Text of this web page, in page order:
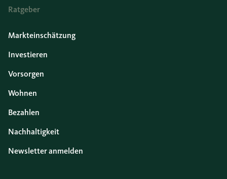
Ratgeber
Markteinschätzung
Investieren
Vorsorgen
Wohnen
Bezahlen
Nachhaltigkeit
Newsletter anmelden